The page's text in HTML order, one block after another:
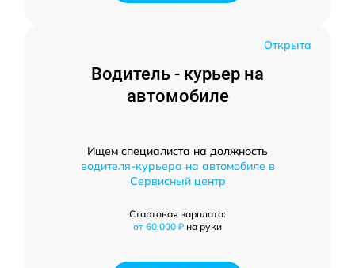
Открыта
Водитель - курьер на
автомобиле
Ищем специалиста на должность
водителя-курьера на автомобиле в
Сервисный центр
Стартовая зарплата:
от 60,000 ₽ на руки